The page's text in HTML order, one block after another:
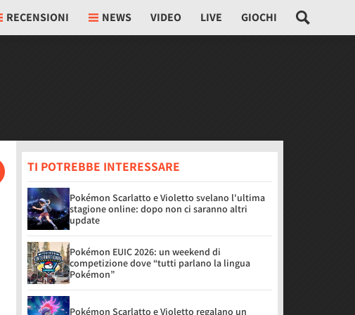
RECENSIONI NEWS VIDEO LIVE GIOCHI
TI POTREBBE INTERESSARE
Pokémon Scarlatto e Violetto svelano l'ultima
stagione online: dopo non ci saranno altri
update
Pokémon EUIC 2026: un weekend di
competizione dove “tutti parlano la lingua
Pokémon”
Pokémon Scarlatto e Violetto regalano un